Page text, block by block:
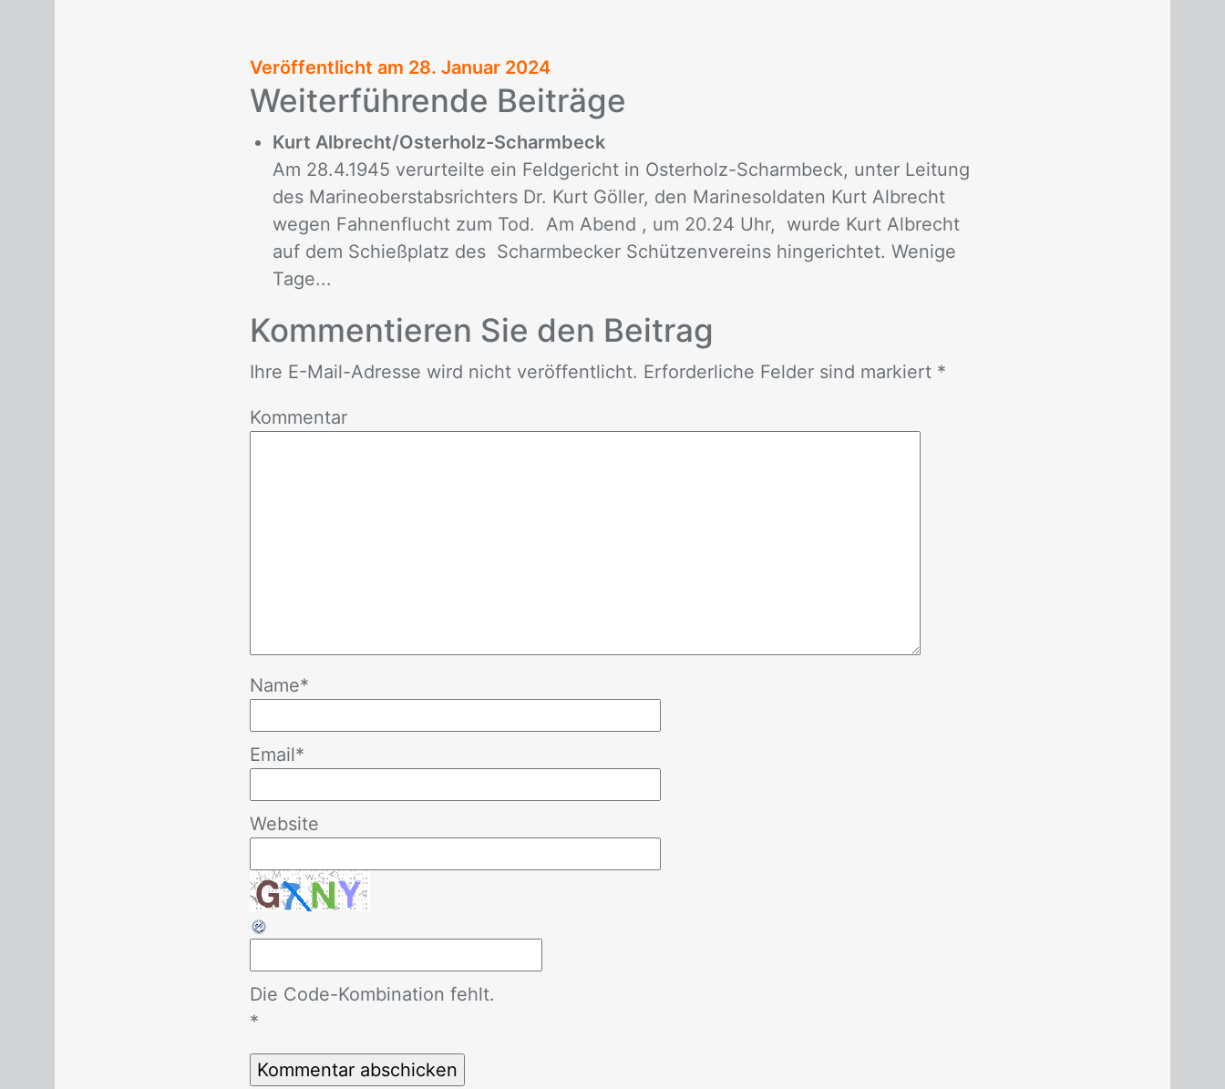
Veröffentlicht am 28. Januar 2024
Wei­ter­füh­ren­de Bei­trä­ge
Kurt Albrecht/Osterholz-Scharmbeck
Am 28.4.1945 verurteilte ein Feldgericht in Osterholz-Scharmbeck, unter Leitung
des Marineoberstabsrichters Dr. Kurt Göller, den Marinesoldaten Kurt Albrecht
wegen Fahnenflucht zum Tod. Am Abend , um 20.24 Uhr, wurde Kurt Albrecht
auf dem Schießplatz des Scharmbecker Schützenvereins hingerichtet. Wenige
Tage...
Kom­men­tie­ren Sie den Bei­trag
Ihre E-Mail-Adres­se wird nicht ver­öf­fent­licht. Er­for­der­li­che Fel­der sind mar­kiert *
Kommentar
Name*
Email*
Website
Die Code-Kombination fehlt.
*